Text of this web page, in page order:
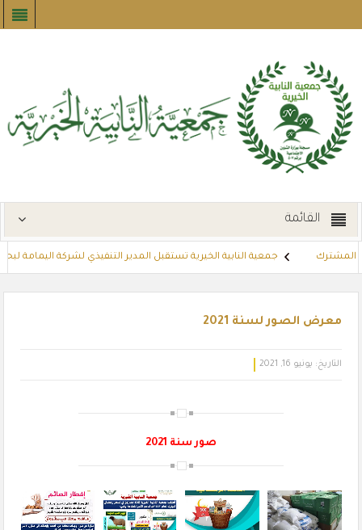
القائمة
المشترك جمعية النابية الخيرية تستقبل المدير التنفيذي لشركة اليمامة
معرض الصور لسنة 2021
التاريخ: يونيو 16, 2021
صور سنة 2021